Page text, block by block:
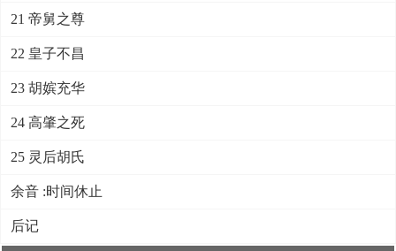
21 帝舅之尊
22 皇子不昌
23 胡嫔充华
24 高肇之死
25 灵后胡氏
余音 :时间休止
后记